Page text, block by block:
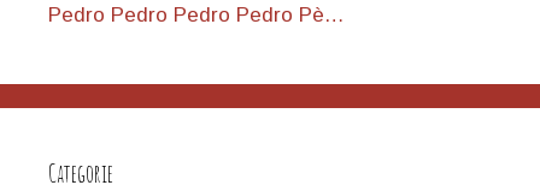
Pedro Pedro Pedro Pedro Pè…
Categorie